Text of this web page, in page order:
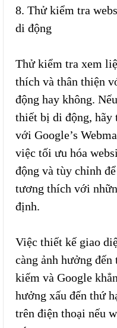
8. Thử kiểm tra
di động
Thử kiểm tra xem
thích và thân thiện
động hay không.
thiết bị di động, hãy
với Google’s
việc tối ưu hóa
động và tùy chỉnh
tương thích với
định.
Việc thiết kế giao
càng ảnh hưởng
kiếm và Google
hưởng xấu đến thứ
trên điện thoại nếu